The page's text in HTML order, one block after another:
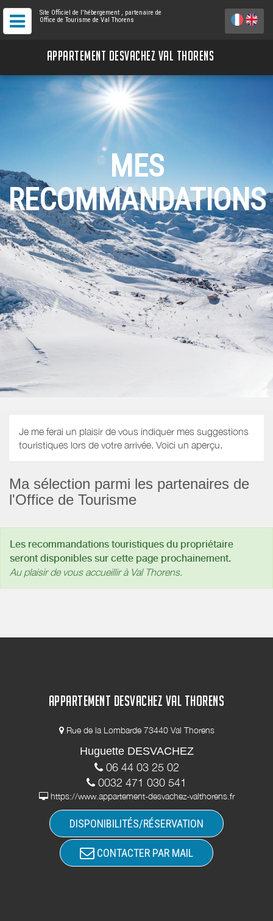
Site Officiel de l'hébergement , partenaire de
Office de Tourisme de Val Thorens
APPARTEMENT DESVACHEZ VAL THORENS
MES
RECOMMANDATIONS
Je me ferai un plaisir de vous indiquer mes suggestions
touristiques lors de votre arrivée. Voici un aperçu.
Ma sélection parmi les partenaires de
l'Office de Tourisme
Les recommandations touristiques du propriétaire
seront disponibles sur cette page prochainement.
Au plaisir de vous accueillir à Val Thorens.
APPARTEMENT DESVACHEZ VAL THORENS
Rue de la Lombarde 73440 Val Thorens
Huguette DESVACHEZ
06 44 03 25 02
0032 471 030 541
https://www.appartement-desvachez-valthorens.fr
DISPONIBILITÉS/RÉSERVATION
CONTACTER PAR MAIL